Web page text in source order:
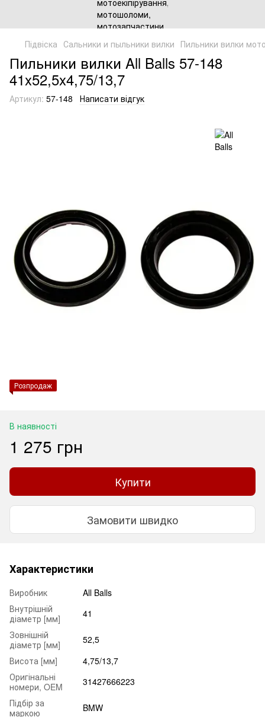
Підвіска Сальники и пыльники вилки Пильники вилки
Пильники вилки All Balls 57-148
41x52,5x4,75/13,7
Артикул: 57-148 Написати відгук
Розпродаж
В наявності
1 275 грн
Купити
Замовити швидко
Характеристики
Виробник
All Balls
Внутрішній
діаметр [мм]
41
Зовнішній
діаметр [мм]
52,5
Висота [мм]
4,75/13,7
Оригінальні
номери, OEM
31427666223
Підбір за
маркою
BMW